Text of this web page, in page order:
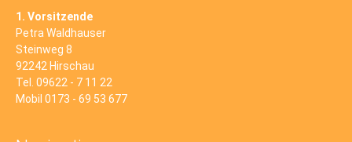
1. Vorsitzende
Petra Waldhauser
Steinweg 8
92242 Hirschau
Tel. 09622 - 7 11 22
Mobil 0173 - 69 53 677